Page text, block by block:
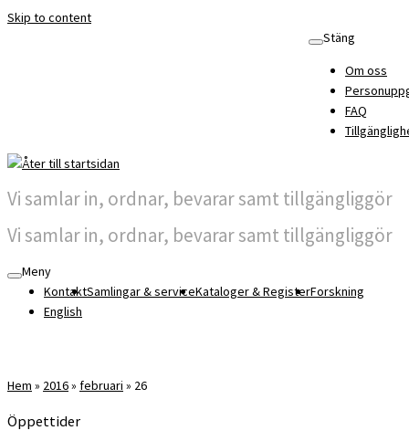
Skip to content
Stäng
Om oss
FAQ
Vi samlar in, ordnar, bevarar samt tillgängliggör
Vi samlar in, ordnar, bevarar samt tillgängliggör
Meny
KontaktSamlingar & serviceKataloger & RegisterForskning
English
Hem » 2016» februari » 26
Öppettider